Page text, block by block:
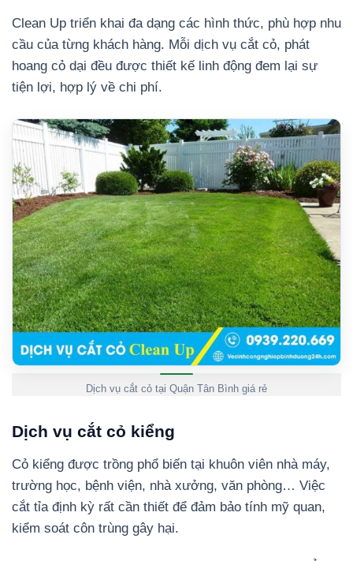
Clean Up triển khai đa dạng các hình thức, phù hợp nhu
cầu của từng khách hàng. Mỗi dịch vụ cắt cỏ, phát
hoang cỏ dại đều được thiết kế linh động đem lại sự
tiện lợi, hợp lý về chi phí.
Dịch vụ cắt cỏ tại Quận Tân Bình giá rẻ
Dịch vụ cắt cỏ kiểng
Cỏ kiểng được trồng phổ biến tại khuôn viên nhà máy,
trường học, bệnh viện, nhà xưởng, văn phòng… Việc
cắt tỉa định kỳ rất cần thiết để đảm bảo tính mỹ quan,
kiểm soát côn trùng gây hại.